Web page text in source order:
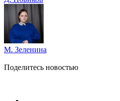
М. Зеленина
Поделитесь новостью